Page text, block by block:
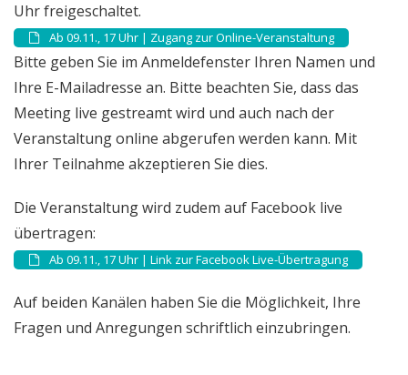
Uhr freigeschaltet.
Ab 09.11., 17 Uhr | Zugang zur Online-Veranstaltung
Bitte geben Sie im Anmeldefenster Ihren Namen und
Ihre E-Mailadresse an. Bitte beachten Sie, dass das
Meeting live gestreamt wird und auch nach der
Veranstaltung online abgerufen werden kann. Mit
Ihrer Teilnahme akzeptieren Sie dies.
Die Veranstaltung wird zudem auf Facebook live
übertragen:
Ab 09.11., 17 Uhr | Link zur Facebook Live-Übertragung
Auf beiden Kanälen haben Sie die Möglichkeit, Ihre
Fragen und Anregungen schriftlich einzubringen.